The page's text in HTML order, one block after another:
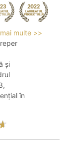
multe >>
și
în